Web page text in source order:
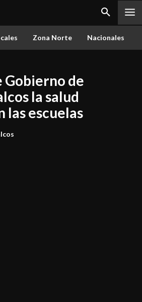
Zona Norte Nacionales
Gobierno de
la salud
las escuelas